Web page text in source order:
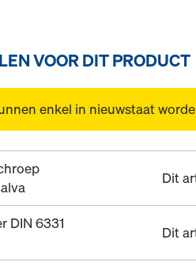
VOOR DIT PRODUCT
enkel in nieuwstaat
Dit
DIN 6331
Dit